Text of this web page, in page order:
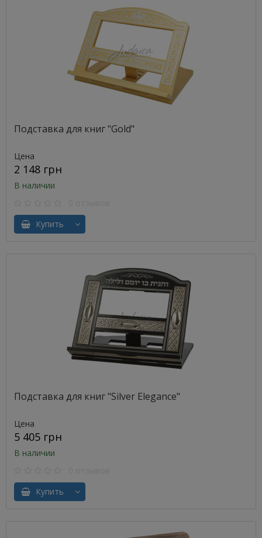
Подставка для книг "Gold"
Цена
2 148 грн
В наличии
Купить
Подставка для книг "Silver Elegance"
Цена
5 405 грн
В наличии
Купить